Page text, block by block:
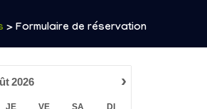
> Formulaire de réservation
›
2026
JE VE SA
DI